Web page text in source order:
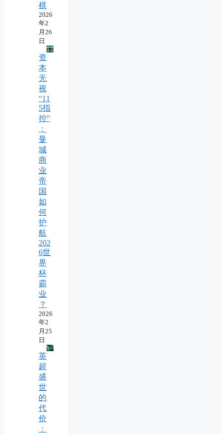
棋
2026
年2
月26
日
资
本
无
视
“11
5指
控”
：
曼
城
商
业
帝
国
如
何
护
航
202
6世
界
杯
霸
业
？
2026
年2
月25
日
英
超
盛
世
的
代
价
：